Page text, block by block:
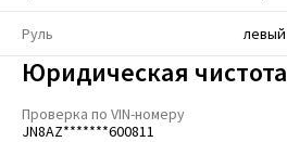
Руль левый
Юридическая чистота
Проверка по VIN-номеру
JN8AZ*******600811